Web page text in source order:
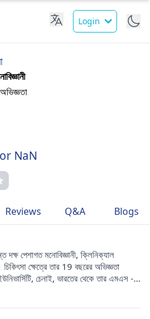
Login
NaN
Reviews Q&A Blogs
পেশাগত মনোবিজ্ঞানী, ক্লিনিক্যাল
ক্ষেত্রে তার 19 বছরের অভিজ্ঞতা
চেনাই, ভারতের থেকে তার এমএস -
ইউনিভার্সিটি, চেনাই থেকে এমএসসি -